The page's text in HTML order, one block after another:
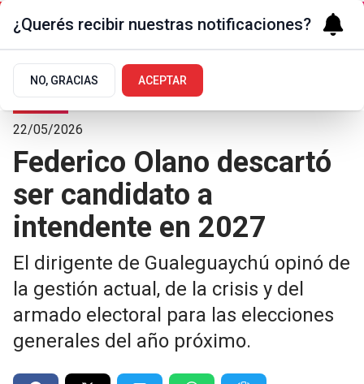
Polí­tica
22/05/2026
Federico Olano descartó
ser candidato a
intendente en 2027
El dirigente de Gualeguaychú opinó de
la gestión actual, de la crisis y del
armado electoral para las elecciones
generales del año próximo.
¿Querés recibir nuestras notificaciones?
NO, GRACIAS ACEPTAR